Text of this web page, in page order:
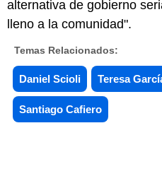
alternativa de gobierno
lleno a la comunidad".
Temas Relacionados:
Daniel Scioli Teresa
Santiago Cafiero